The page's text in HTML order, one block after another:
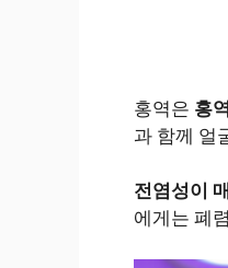
홍역은 홍
과 함께 얼
전염성이
에게는 폐